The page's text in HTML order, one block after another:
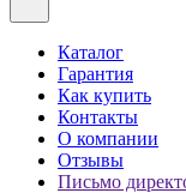
Каталог
Гарантия
Как купить
Контакты
О компании
Отзывы
Письмо